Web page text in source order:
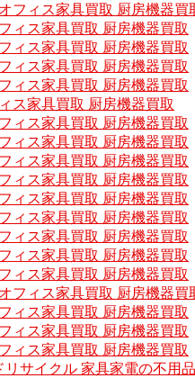
フィス家具買取 厨房機器買
ィス家具買取 厨房機器買取
ィス家具買取 厨房機器買取
ィス家具買取 厨房機器買取
ィス家具買取 厨房機器買取
ス家具買取 厨房機器買取
ィス家具買取 厨房機器買取
ィス家具買取 厨房機器買取
ィス家具買取 厨房機器買取
ィス家具買取 厨房機器買取
ィス家具買取 厨房機器買取
ィス家具買取 厨房機器買取
ィス家具買取 厨房機器買取
ィス家具買取 厨房機器買取
ィス家具買取 厨房機器買取
フィス家具買取 厨房機器買
ィス家具買取 厨房機器買取
ィス家具買取 厨房機器買取
ィス家具買取 厨房機器買取
サイクル 家具家電の不用